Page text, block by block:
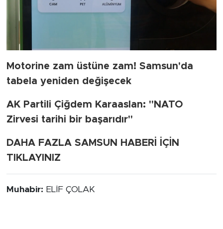
Motorine zam üstüne zam! Samsun'da
tabela yeniden değişecek
AK Partili Çiğdem Karaaslan: "NATO
Zirvesi tarihi bir başarıdır"
DAHA FAZLA SAMSUN HABERİ İÇİN
TIKLAYINIZ
Muhabir: ELİF ÇOLAK